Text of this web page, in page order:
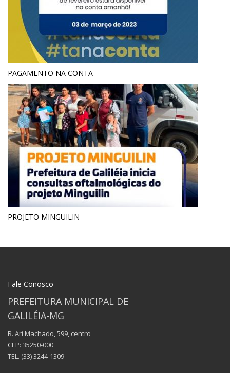
PAGAMENTO NA CONTA
PROJETO MINGUILIN
Fale Conosco
PREFEITURA MUNICIPAL DE
GALILÉIA-MG
R. Ari Machado, 599, centro
CEP: 35250-000
TEL. (33) 3244-1309